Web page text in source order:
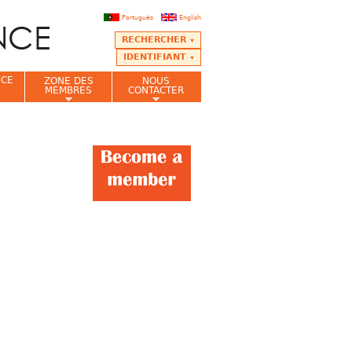
English
Português
RECHERCHER
IDENTIFIANT
ZONE DES
MEMBRES
NOUS
CONTACTER